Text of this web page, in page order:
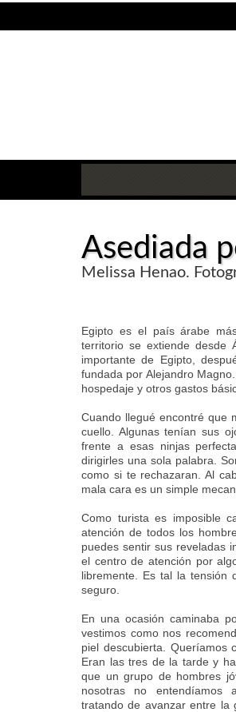
Asediada
Melissa Henao.
Egipto es el país árabe
territorio se extiende desde
importante de Egipto,
fundada por Alejandro
hospedaje y otros gastos
Cuando llegué encontré que
cuello. Algunas tenían sus
frente a esas ninjas
dirigirles una sola palabra.
como si te rechazaran. Al
mala cara es un simple
Como turista es imposible
atención de todos los
puedes sentir sus reveladas
el centro de atención por
libremente. Es tal la
seguro.
En una ocasión caminaba
vestimos como nos
piel descubierta. Queríamos
Eran las tres de la tarde y
que un grupo de hombres
nosotras no entendíamos
tratando de avanzar entre la